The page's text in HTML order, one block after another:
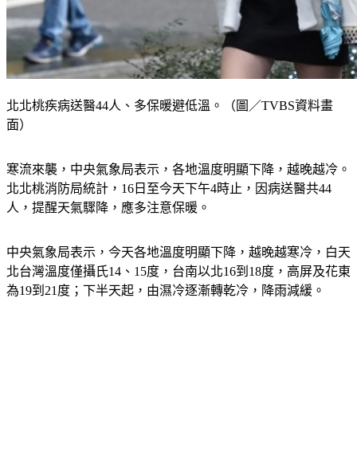
北北桃疾病送醫44人、多保暖避低溫。（圖／TVBS資料畫
面）
寒流來襲，中央氣象局表示，各地溫度明顯下降，越晚越冷。
北北桃消防局統計，16日至今天下午4時止，因病送醫共44
人，提醒天氣驟降，應多注意保暖。
中央氣象局表示，今天各地溫度明顯下降，越晚越寒冷，白天
北台灣溫度僅攝氏14、15度，台南以北16到18度，高屏及花東
為19到21度；下半天起，由濕冷逐漸轉乾冷，降雨減緩。